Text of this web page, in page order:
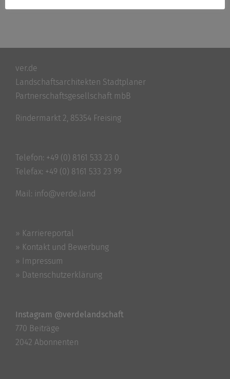
ver.de
Landschaftsarchitekten Stadtplaner
Partnerschaftsgesellschaft mbB
Rindermarkt 2, 85354 Freising
Telefon: +49 (0) 8161 533 23 0
Telefax: +49 (0) 8161 533 23 99
Mail: info@verde.land
» Karriereportal
» Kontakt und Bewerbung
» Impressum
» Datenschutzerklärung
Instagram @verdelandschaft
770 Beiträge
2042 Abonnenten